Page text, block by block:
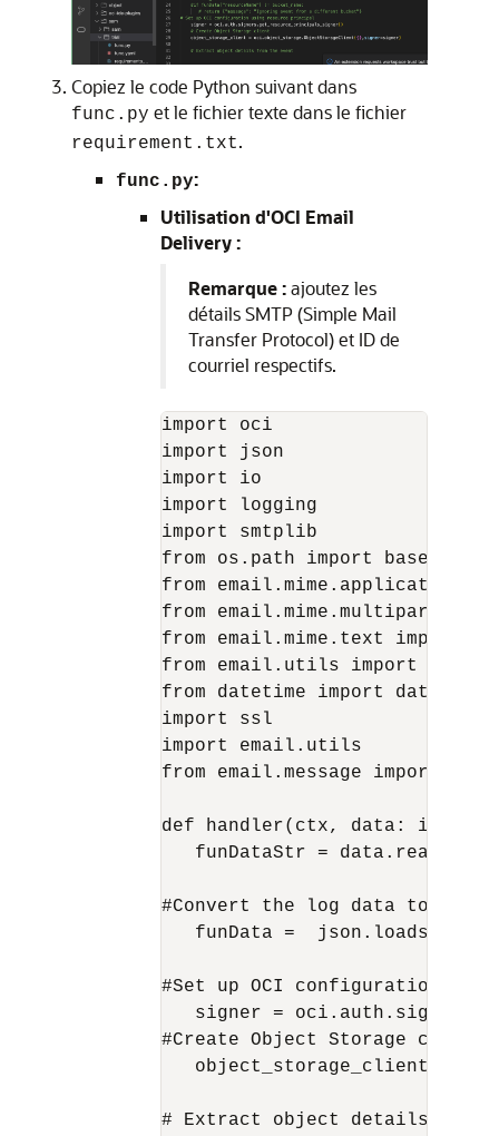
Copiez le code Python suivant dans
func.py et le fichier texte dans le fichier
requirement.txt.
func.py:
Utilisation d'OCI Email
Delivery :
Remarque :ajoutez les
détails SMTP (Simple Mail
Transfer Protocol) et ID de
courriel respectifs.
import oci
import json
import io
import logging
import smtplib
from os.path import basename
from email.mime.application
from email.mime.multipart
from email.mime.text import
from email.utils import
from datetime import datetime
import ssl
import email.utils
from email.message import
def handler(ctx, data:
funDataStr =
#Convert the log data to json
funData =
#Set up OCI configuration
signer =
#Create Object Storage client
object_storage_client =
# Extract object details from